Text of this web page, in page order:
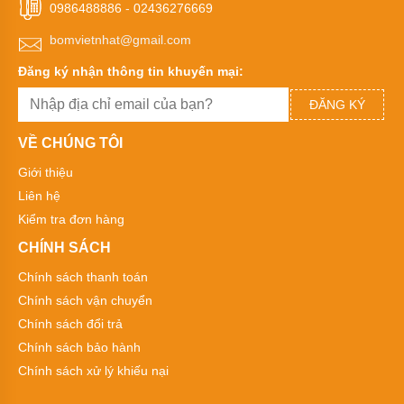
Bơm
màng
Marathon
Bơm
FTI
Bơm
màng
Bơm
thân
nhựa
Bơm
màng
thân
Bơm
chìm
nước
0986488886 - 02436276669
bomvietnhat@gmail.com
Đăng ký nhận thông tin khuyến mại:
ĐĂNG KÝ
VỀ CHÚNG TÔI
Giới thiệu
Liên hệ
Kiểm tra đơn hàng
CHÍNH SÁCH
Chính sách thanh toán
Chính sách vận chuyển
Chính sách đổi trả
Chính sách bảo hành
Chính sách xử lý khiếu nại